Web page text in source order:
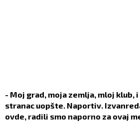
- Moj grad, moja zemlja, mloj klub,
stranac uopšte. Naportiv.
ovde, radili smo naporno za ovaj